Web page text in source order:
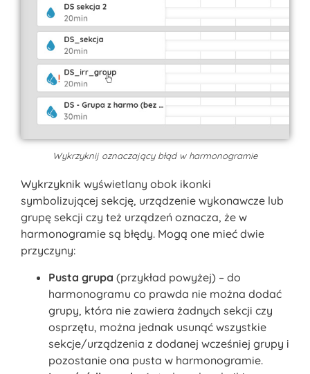
Wykrzyknij oznaczający błąd w harmonogramie
Wykrzyknik wyświetlany obok ikonki
symbolizującej sekcję, urządzenie wykonawcze lub
grupę sekcji czy też urządzeń oznacza, że w
harmonogramie są błędy. Mogą one mieć dwie
przyczyny:
Pusta grupa (przykład powyżej) – do
harmonogramu co prawda nie można dodać
grupy, która nie zawiera żadnych sekcji czy
osprzętu, można jednak usunąć wszystkie
sekcje/urządzenia z dodanej wcześniej grupy i
pozostanie ona pusta w harmonogramie.